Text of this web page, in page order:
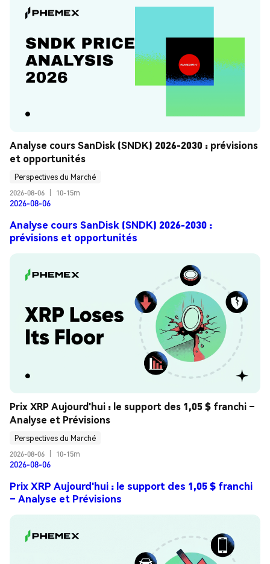
Analyse cours SanDisk (SNDK) 2026-2030 : prévisions
et opportunités
Perspectives du Marché
2026-08-06
10-15m
2026-08-06
Analyse cours SanDisk (SNDK) 2026-2030 :
prévisions et opportunités
Prix XRP Aujourd'hui : le support des 1,05 $ franchi –
Analyse et Prévisions
Perspectives du Marché
2026-08-06
10-15m
2026-08-06
Prix XRP Aujourd'hui : le support des 1,05 $ franchi
– Analyse et Prévisions